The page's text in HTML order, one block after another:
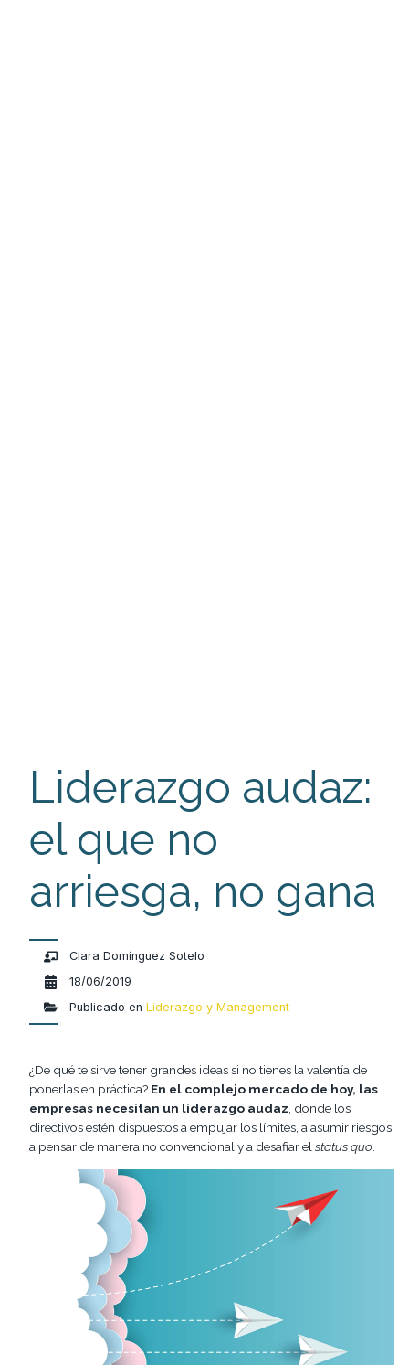
Liderazgo audaz:
el que no
arriesga, no gana
Clara Domínguez Sotelo
18/06/2019
Publicado en Liderazgo y Management
¿De qué te sirve tener grandes ideas si no tienes la valentía de
ponerlas en práctica? En el complejo mercado de hoy, las
empresas necesitan un liderazgo audaz , donde los
directivos estén dispuestos a empujar los límites, a asumir riesgos,
a pensar de manera no convencional y a desafiar el status quo